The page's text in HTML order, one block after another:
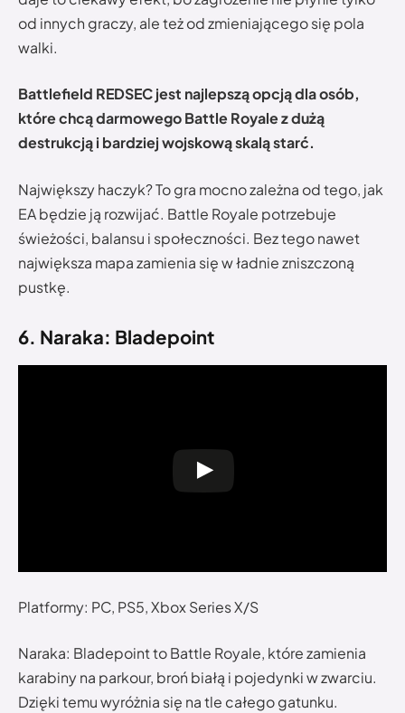
od innych graczy, ale też od zmieniającego się pola
walki.
Battlefield REDSEC jest najlepszą opcją dla osób,
które chcą darmowego Battle Royale z dużą
destrukcją i bardziej wojskową skalą starć.
Największy haczyk? To gra mocno zależna od tego, jak
EA będzie ją rozwijać. Battle Royale potrzebuje
świeżości, balansu i społeczności. Bez tego nawet
największa mapa zamienia się w ładnie zniszczoną
pustkę.
6. Naraka: Bladepoint
Platformy: PC, PS5, Xbox Series X/S
Naraka: Bladepoint to Battle Royale, które zamienia
karabiny na parkour, broń białą i pojedynki w zwarciu.
Dzięki temu wyróżnia się na tle całego gatunku.